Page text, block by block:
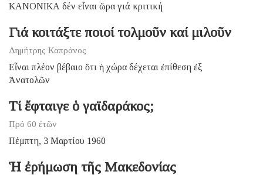
ΚΑΝΟΝΙΚΑ δέν εἶναι ὥρα γιά κριτική
Γιά κοιτάξτε ποιοί τολμοῦν καί μιλοῦν
Δημήτρης Καπράνος
Εἶναι πλέον βέβαιο ὅτι ἡ χώρα δέχεται ἐπίθεση ἐξ
Ἀνατολῶν
Τί ἔφταιγε ὁ γαϊδαράκος;
Πρό 60 ἐτῶν
Πέμπτη, 3 Μαρτίου 1960
Ἡ ἐρήμωση τῆς Μακεδονίας